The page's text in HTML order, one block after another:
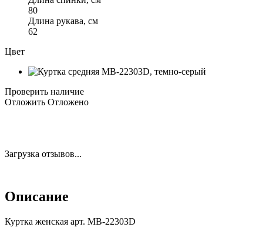
80
Длина рукава, см
62
Цвет
Проверить наличие
Отложить Отложено
Загрузка отзывов...
Описание
Куртка женская арт. MB-22303D